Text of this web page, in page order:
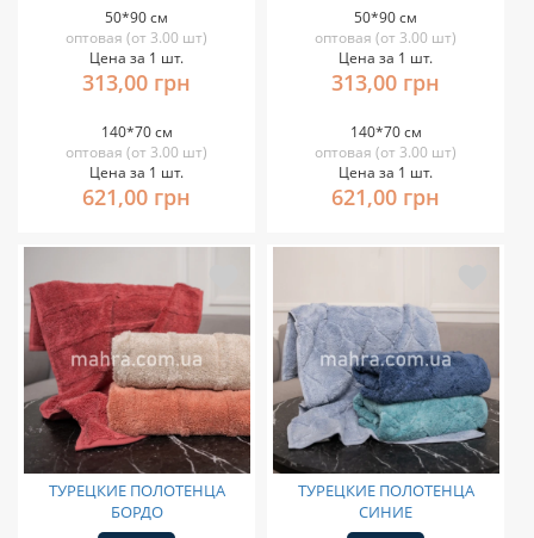
50*90 см
оптовая (от 3.00 шт)
Цена за 1 шт.
313,00 грн
140*70 см
оптовая (от 3.00 шт)
Цена за 1 шт.
621,00 грн
50*90 см
оптовая (от 3.00 шт)
Цена за 1 шт.
313,00 грн
140*70 см
оптовая (от 3.00 шт)
Цена за 1 шт.
621,00 грн
ТУРЕЦКИЕ ПОЛОТЕНЦА
БОРДО
ТУРЕЦКИЕ ПОЛОТЕНЦА
СИНИЕ